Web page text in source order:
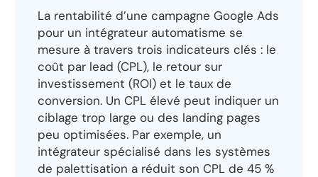
La rentabilité d’une campagne Google Ads
pour un intégrateur automatisme se
mesure à travers trois indicateurs clés : le
coût par lead (CPL), le retour sur
investissement (ROI) et le taux de
conversion. Un CPL élevé peut indiquer un
ciblage trop large ou des landing pages
peu optimisées. Par exemple, un
intégrateur spécialisé dans les systèmes
de palettisation a réduit son CPL de 45 %